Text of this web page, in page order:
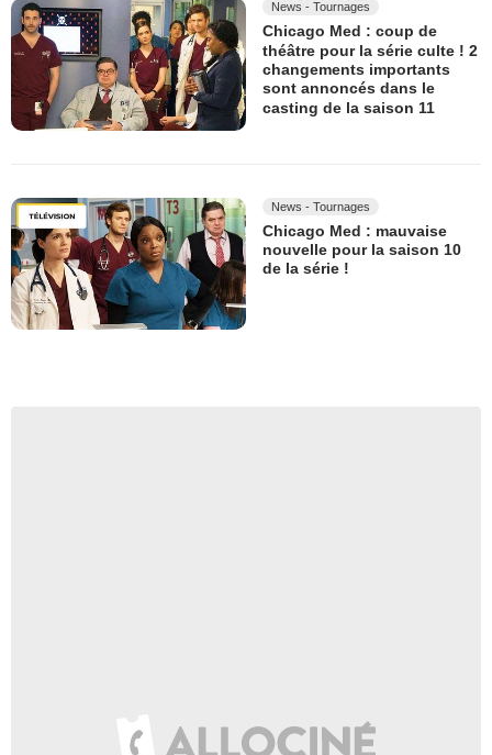
News - Tournages
Chicago Med : coup de
théâtre pour la série culte ! 2
changements importants
sont annoncés dans le
casting de la saison 11
News - Tournages
Chicago Med : mauvaise
nouvelle pour la saison 10
de la série !